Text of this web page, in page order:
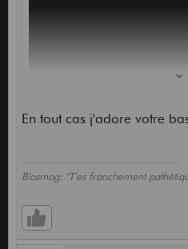
En tout cas j'adore votre
Biosmog: "T'es franchement